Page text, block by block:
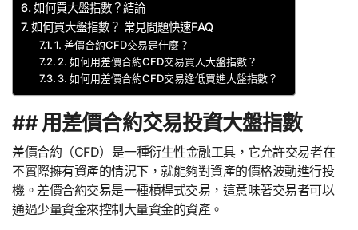
如何買大盤指數？結論
如何買大盤指數？ 常見問題快速FAQ
1. 差價合約CFD交易是什麼？
2. 如何用差價合約CFD交易買入大盤指數？
3. 如何用差價合約CFD交易逢低買進大盤指數？
## 用差價合約交易投資大盤指數
差價合約（CFD）是一種衍生性金融工具，它允許交易者在
不實際擁有資產的情況下，就能夠對資產的價格波動進行投
機。差價合約交易是一種槓桿式交易，這意味著交易者可以
通過少量資金來控制大量資金的資產。